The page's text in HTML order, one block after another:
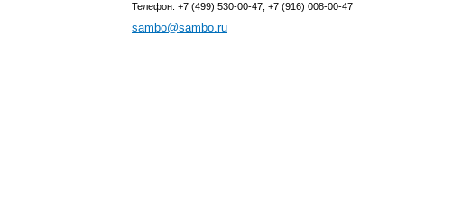
Телефон: +7 (499) 530-00-47, +7 (916) 008-00-47
sambo@sambo.ru